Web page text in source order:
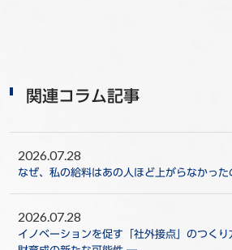
関連コラム記事
2026.07.28
なぜ、私の給料はあの人ほど上がらなかった
2026.07.28
イノベーションを促す「社外接点」のつく